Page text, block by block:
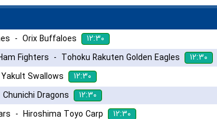
- Orix Buffaloes ۱۲:۳۰
Fighters - Tohoku Rakuten Golden Eagles ۱۲:۳۰
Yakult Swallows ۱۲:۳۰
Chunichi Dragons ۱۲:۳۰
- Hiroshima Toyo Carp ۱۲:۳۰